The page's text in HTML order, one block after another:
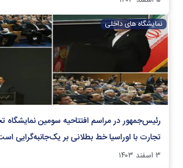
نمایشگاه های داخلی
رئیس‌جمهور در مراسم افتتاحیه سومین نمایشگاه
تجارت با اوراسیا خط بطلانی بر یک‌جانبه‌گرایی
۳ اسفند ۱۴۰۳